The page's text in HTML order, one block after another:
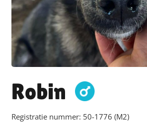
Robin
Registratie nummer: 50-1776 (M2)